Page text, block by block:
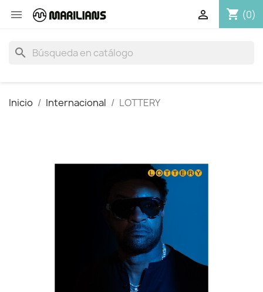
 shopping_cart (0)

search
Inicio Internacional LOTTERY